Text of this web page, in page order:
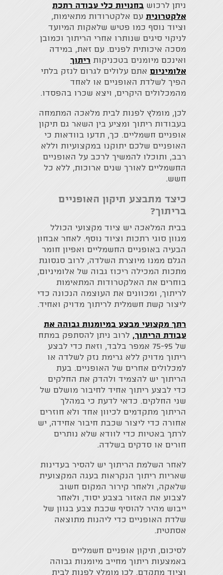
ניתן לרכוש בחנויות כלי עבודה רתכת
אלקטרונית עם אלקטרודות מתאימות,
וציוד נוסף כמו פטיש שלאקות המיועד
לניקוי סיגים שנותרו אחרי הריתוך וכמובן
מסכה איכותית לפנים. עם זאת, במידה
ואינכם מיומנים בטכניקות ריתוך
אלומיניום אתם עלולים לגרום לנזק בלתי
הפיך לשלדת האופניים או לאחד
מהמכלולים היקרים, ויצא שכרו בהפסדו.
לכן, מומלץ לפנות לבית מלאכה המתמחה
בעבודות ריתוך ומציע בין השאר גם תיקון
אופניים חשמליים. כך, תדעו בוודאות כי
האופניים שלכם יתוקנו במקצועיות וללא
רבב, ותוכלו להמשיך לרכב על האופניים
החשמליים לאורך שנים ארוכות, ללא כל
חשש.
כיצד מתבצע תיקון האופניים
בריתוך?
בבית המלאכה יש ציוד מקצועי הכולל
מגוון סוגי רתכות וציוד נוסף. לאחר אבחון
הבעיה באופניים החשמליים ואפיון חומר
הגלם ממנו מיוצרת השלדה, לרוב סגסוגת
מתכות המכילה ריכוז גבוה של אלומיניום,
בוחרים את האלקטרודות המתאימות
לריתוך, ומכוונים את העוצמה הנכונה כדי
ליצור קשת חשמלית לריתוך מדויק ואחיד.
רתך מקצועי מבצע במיומנות גבוהה את
עבודת הריתוך, לרוב ניתן להסתפק במתח
של 75-95 אמפר בלבד, וזאת כדי לבצע
ריתוך מדויק ללא גרימת נזק לשלדה או
למכלולים אחרים של האופניים. בעת
הריתוך יש להצמיד ולהדק את החלקים
כדי לבצע ריתוך אחיד לחיבור מושלם של
שני החלקים. כדאי לדעת כי במהלך
הריתוך מתקדמים לכיוון אחד ולא חוזרים
אחורה כדי ליצור שכבת חיבור אחידה, יש
לרתך באטיות כדי לוודא שלא נותרים
חורים או סדקים בשלדה.
לאחר השלמת הריתוך יש להסיר בעדינות
שאריות ריתוך הנקראות בעגה המקצועית
שלאקה, ולאחר קירור המקום חשוב
לצבוע את האזור בצבע יסוד, ולאחר
ייבוש מהיר להוסיף שכבת צבע בגוון של
שלדת האופניים כדי ליהנות מתוצאה
אסתטית.
לסיכום, תיקון אופניים חשמליים
באמצעות ריתוך מחייב מיומנות גבוהה
וציוד מתקדם, לכן מומלץ לפנות לבית